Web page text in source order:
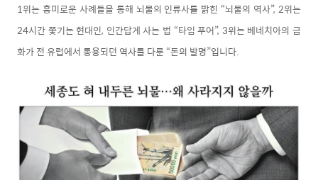
1위는 흥미로운 사례들을 통해 뇌물의 인류사를 밝힌 “뇌물의 역사”, 2위는
24시간 쫓기는 현대인, 인간답게 사는 법 “타임 푸어”, 3위는 베네치아의 금
화가 전 유럽에서 통용되던 역사를 다룬 “돈의 발명”입니다.